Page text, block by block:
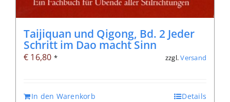
Taijiquan und Qigong, Bd. 2 Jeder
Schritt im Dao macht Sinn
€ 16,80 * zzgl.Versand
In den Warenkorb Details